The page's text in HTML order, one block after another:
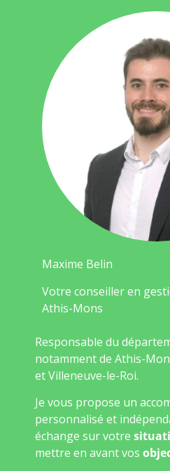
Maxime Belin
Votre conseiller en
Athis-Mons
Responsable du
notamment de Athis-
et Villeneuve-le-Roi.
Je vous propose un
personnalisé et
échange sur votre
mettre en avant vos